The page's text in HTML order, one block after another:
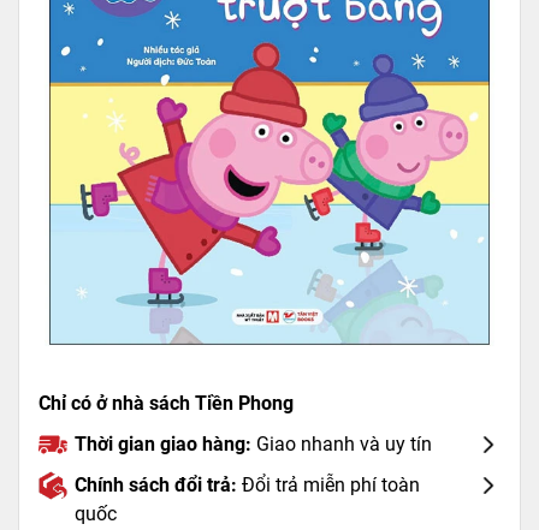
Chỉ có ở nhà sách Tiền Phong
Thời gian giao hàng: Giao nhanh và uy tín
Chính sách đổi trả: Đổi trả miễn phí toàn
quốc